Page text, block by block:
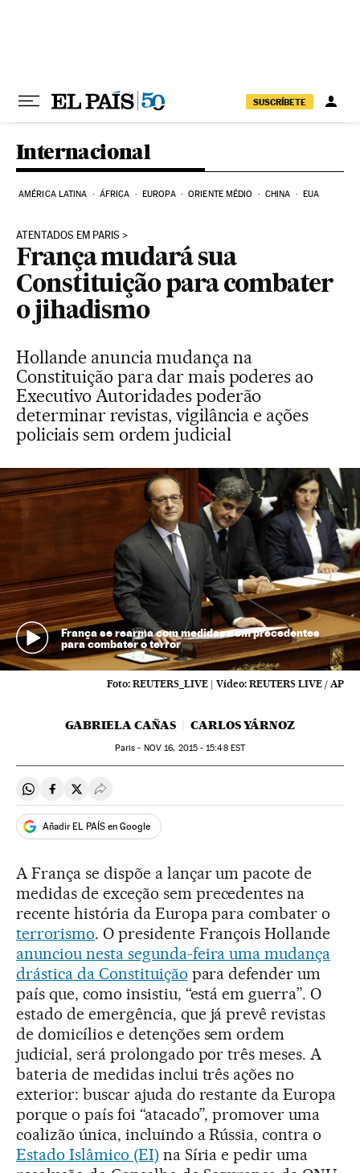
SUSCRÍBETE
Internacional
AMÉRICA LATINA ÁFRICA EUROPA ORIENTE MÉDIO CHINA EUA
ATENTADOS EM PARIS
França mudará sua
Constituição para combater
o jihadismo
Hollande anuncia mudança na
Constituição para dar mais poderes ao
Executivo Autoridades poderão
determinar revistas, vigilância e ações
policiais sem ordem judicial
França se rearma com medidas sem precedentes
para combater o terror
Foto: REUTERS_LIVE | Vídeo: REUTERS LIVE / AP
GABRIELA CAÑAS CARLOS YÁRNOZ
Paris - NOV 16, 2015 - 15:48EST
Compartir en Whatsapp
Compartir en Facebook
Compartir en Twitter
Desplegar Redes Sociales
Añadir EL PAÍS en Google
A França se dispõe a lançar um pacote de
medidas de exceção sem precedentes na
recente história da Europa para combater o
terrorismo. O presidente François Hollande
anunciou nesta segunda-feira uma mudança
drástica da Constituição para defender um
país que, como insistiu, “está em guerra”. O
estado de emergência, que já prevê revistas
de domicílios e detenções sem ordem
judicial, será prolongado por três meses. A
bateria de medidas inclui três ações no
exterior: buscar ajuda do restante da Europa
porque o país foi “atacado”, promover uma
coalizão única, incluindo a Rússia, contra o
Estado Islâmico (EI) na Síria e pedir uma